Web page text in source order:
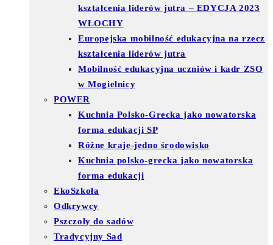
kształcenia liderów jutra – EDYCJA 2023
WŁOCHY
Europejska mobilność edukacyjna na rzecz
kształcenia liderów jutra
Mobilność edukacyjna uczniów i kadr ZSO
w Mogielnicy
POWER
Kuchnia Polsko-Grecka jako nowatorska
forma edukacji SP
Różne kraje-jedno środowisko
Kuchnia polsko-grecka jako nowatorska
forma edukacji
EkoSzkoła
Odkrywcy
Pszczoły do sadów
Tradycyjny Sad